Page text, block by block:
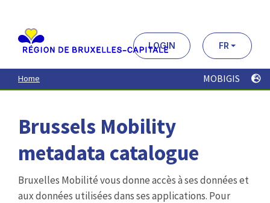
contenu
principal
LOGIN FR
Home MOBIGIS
Brussels Mobility
metadata catalogue
Bruxelles Mobilité vous donne accès à ses données et
aux données utilisées dans ses applications. Pour